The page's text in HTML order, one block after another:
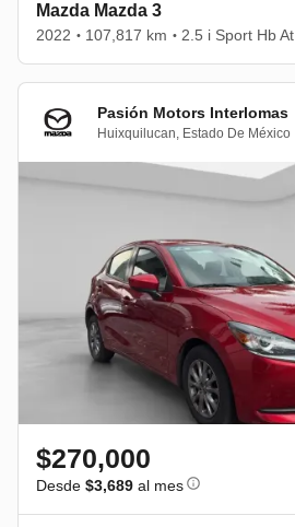
Mazda Mazda 3
2022 • 107,817 km • 2.5 i Sport Hb At
Pasión Motors Interlomas
Huixquilucan Estado De México
$270,000
Desde $3,689 al mes